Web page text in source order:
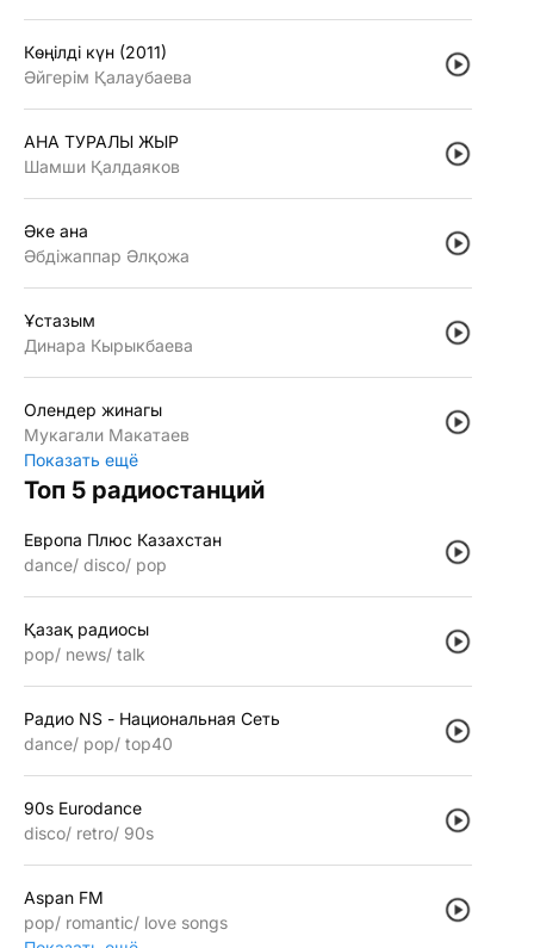
Көңiлдi күн (2011)
Әйгерiм Қалаубаева
АНА ТУРАЛЫ ЖЫР
Шамши Қалдаяков
Әке ана
Әбдiжаппар Әлқожа
Ұстазым
Динара Кырыкбаева
Олендер жинагы
Мукагали Макатаев
Показать ещё
Топ 5 радиостанций
Европа Плюс Казахстан
dance disco pop
Қазақ радиосы
pop
news talk
Радио NS - Национальная Сеть
dance pop top40
90s Eurodance
disco retro 90s
Aspan FM
pop
romantic
love songs